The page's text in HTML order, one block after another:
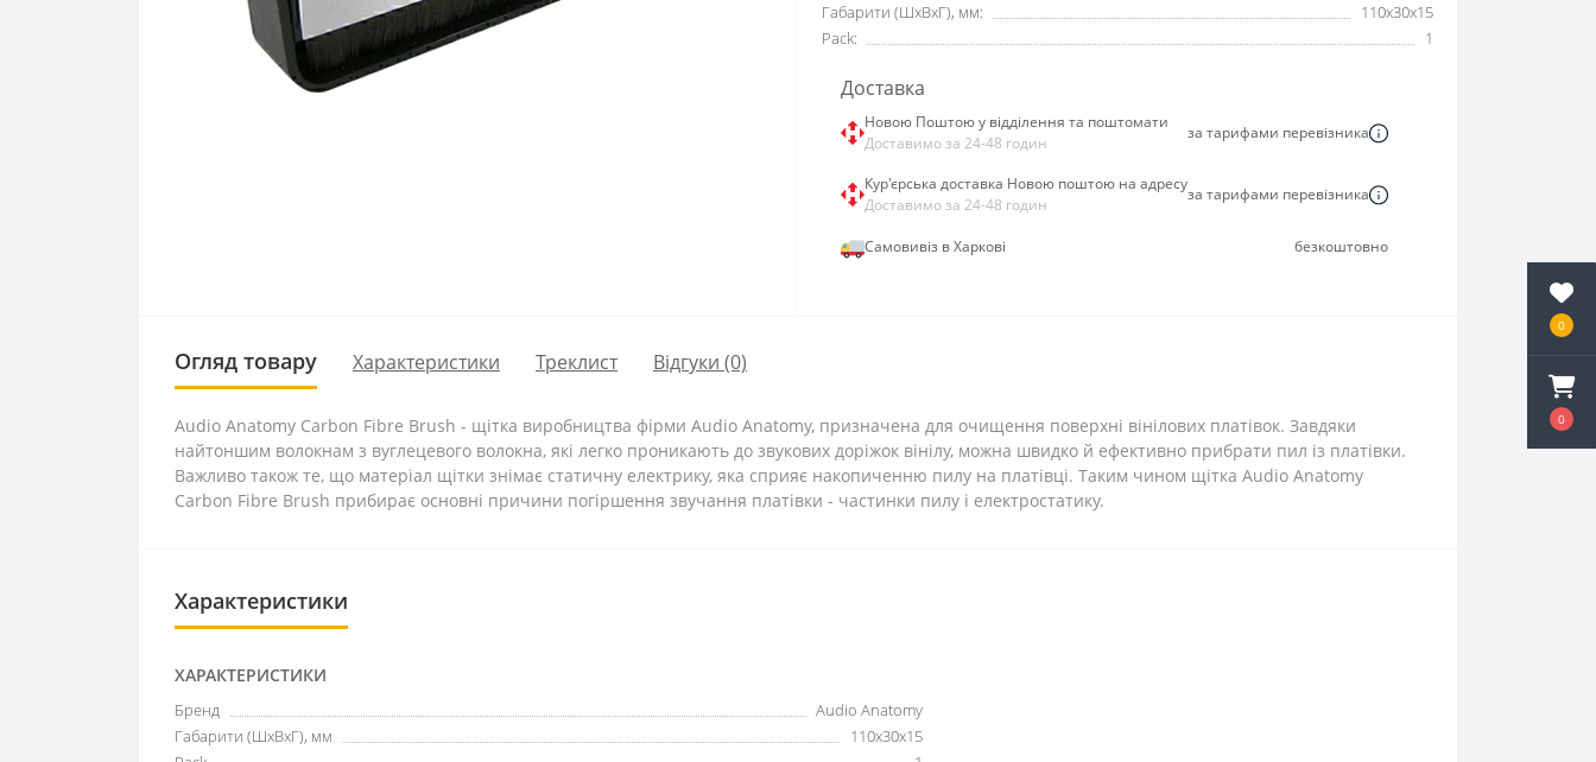
0
0
Габарити (ШxВxГ), мм:
110x30x15
Pack:
1
Доставка
Новою Поштою у відділення та поштомати
Доставимо за 24-48 годин
за тарифами перевізника
Кур'єрська доставка Новою поштою на адресу
Доставимо за 24-48 годин
за тарифами перевізника
Самовивіз в Харкові безкоштовно
Огляд товару Характеристики Треклист Відгуки (0)
Audio Anatomy Carbon Fibre Brush - щітка виробництва фірми Audio Anatomy, призначена для очищення поверхні вінілових платівок. Завдяки
найтоншим волокнам з вуглецевого волокна, які легко проникають до звукових доріжок вінілу, можна швидко й ефективно прибрати пил із платівки.
Важливо також те, що матеріал щітки знімає статичну електрику, яка сприяє накопиченню пилу на платівці. Таким чином щітка Audio Anatomy
Carbon Fibre Brush прибирає основні причини погіршення звучання платівки - частинки пилу і електростатику.
Характеристики
ХАРАКТЕРИСТИКИ
Бренд
Audio Anatomy
Габарити (ШxВxГ), мм
110x30x15